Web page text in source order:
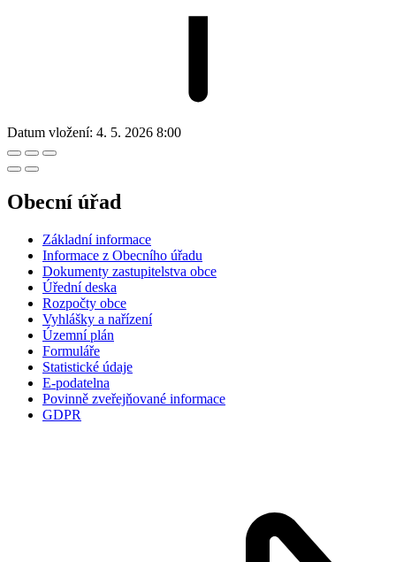
Datum vložení: 4. 5. 2026 8:00
Obecní úřad
Základní informace
Informace z Obecního úřadu
Dokumenty zastupitelstva obce
Úřední deska
Rozpočty obce
Vyhlášky a nařízení
Územní plán
Formuláře
Statistické údaje
E-podatelna
Povinně zveřejňované informace
GDPR